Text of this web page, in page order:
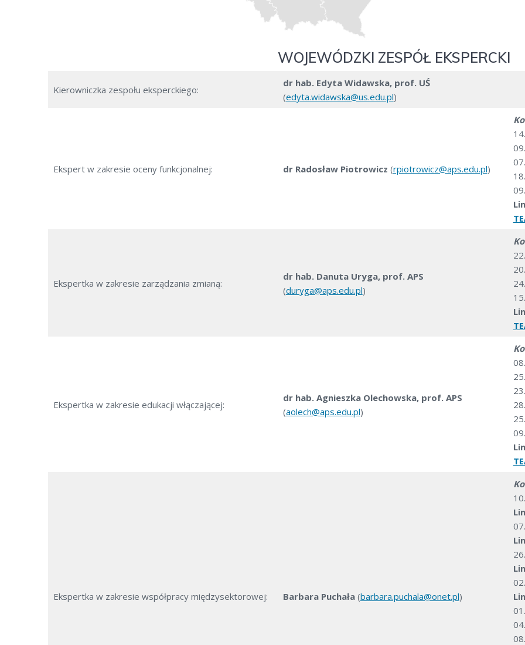
WOJEWÓDZKI ZESPÓŁ EKSPERCKI
Kierowniczka zespołu eksperckiego:
dr hab. Edyta Widawska, prof. UŚ
(edyta.widawska@us.edu.pl)
Ekspert w zakresie oceny funkcjonalnej: dr Radosław Piotrowicz (rpiotrowicz@aps.edu.pl)
Ekspertka w zakresie zarządzania zmianą:
dr hab. Danuta Uryga, prof. APS
(duryga@aps.edu.pl)
Ekspertka w zakresie edukacji włączającej:
dr hab. Agnieszka Olechowska, prof. APS
(aolech@aps.edu.pl)
Ekspertka w zakresie współpracy międzysektorowej: Barbara Puchała(barbara.puchala@onet.pl)